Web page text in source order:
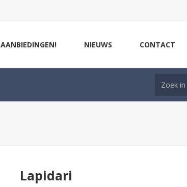
AANBIEDINGEN! NIEUWS CONTACT
Lapidari